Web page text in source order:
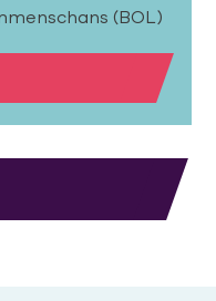
(BOL)